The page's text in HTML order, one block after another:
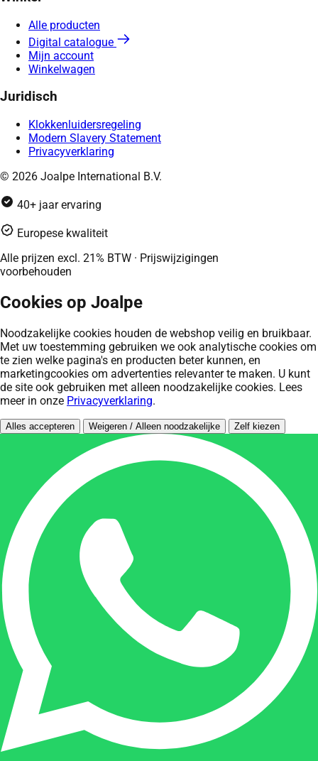
Alle producten
Digital catalogue
Mijn account
Winkelwagen
Juridisch
Klokkenluidersregeling
Modern Slavery Statement
Privacyverklaring
© 2026 Joalpe International B.V.
40+ jaar ervaring
Europese kwaliteit
Alle prijzen excl. 21% BTW · Prijswijzigingen
voorbehouden
Cookies op Joalpe
Noodzakelijke cookies houden de webshop veilig en bruikbaar.
Met uw toestemming gebruiken we ook analytische cookies om
te zien welke pagina's en producten beter kunnen, en
marketingcookies om advertenties relevanter te maken. U kunt
de site ook gebruiken met alleen noodzakelijke cookies. Lees
meer in onze Privacyverklaring.
Alles accepteren Weigeren / Alleen noodzakelijke Zelf kiezen